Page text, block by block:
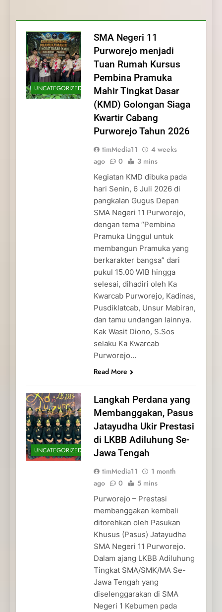
dan Pengabdian Generasi
Pramuka
Pramuka
Kepedulian
UNCATEGORIZED
SMA Negeri 11
Purworejo menjadi
Tuan Rumah Kursus
Pembina Pramuka
Mahir Tingkat Dasar
(KMD) Golongan Siaga
Kwartir Cabang
Purworejo Tahun 2026
timMedia11
4 weeks
ago
0 3 mins
Kegiatan KMD dibuka pada
hari Senin, 6 Juli 2026 di
pangkalan Gugus Depan
SMA Negeri 11 Purworejo,
dengan tema “Pembina
Pramuka Unggul untuk
membangun Pramuka yang
berkarakter bangsa” dari
pukul 15.00 WIB hingga
selesai, dihadiri oleh Ka
Kwarcab Purworejo, Kadinas,
Pusdiklatcab, Unsur Mabiran,
dan tamu undangan lainnya.
Kak Wasit Diono, S.Sos
selaku Ka Kwarcab
Purworejo…
Read More
UNCATEGORIZED
Langkah Perdana yang
Membanggakan, Pasus
Jatayudha Ukir Prestasi
di LKBB Adiluhung Se-
Jawa Tengah
timMedia11
1 month
ago
0 5 mins
Purworejo – Prestasi
membanggakan kembali
ditorehkan oleh Pasukan
Khusus (Pasus) Jatayudha
SMA Negeri 11 Purworejo.
Dalam ajang LKBB Adiluhung
Tingkat SMA/SMK/MA Se-
Jawa Tengah yang
diselenggarakan di SMA
Negeri 1 Kebumen pada